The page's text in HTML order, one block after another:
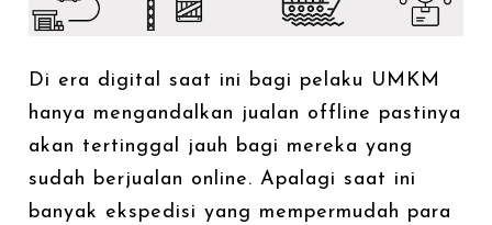
Di era digital saat ini bagi pelaku UMKM
hanya mengandalkan jualan offline pastinya
akan tertinggal jauh bagi mereka yang
sudah berjualan online. Apalagi saat ini
banyak ekspedisi yang mempermudah para